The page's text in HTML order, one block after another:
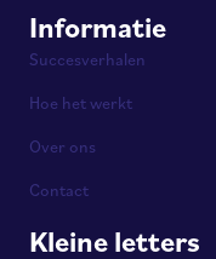
Informatie
Succesverhalen
Hoe het werkt
Over ons
Contact
Kleine letters